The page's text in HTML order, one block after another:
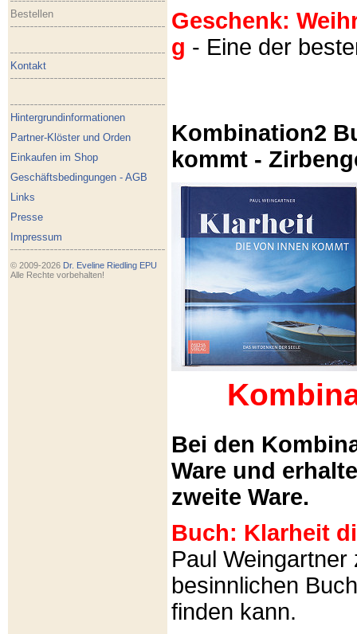
Bestellen
Kontakt
Hintergrundinformationen
Partner-Klöster und Orden
Einkaufen im Shop
Geschäftsbedingungen - AGB
Links
Presse
Impressum
© 2009-2026 Dr. Eveline Riedling EPU
Alle Rechte vorbehalten!
Geschenk:
g - Eine der
Kombination2
kommt -
Bei den
Ware und
zweite Ware.
Buch: Klarheit
Paul
besinnlichen
finden kann.